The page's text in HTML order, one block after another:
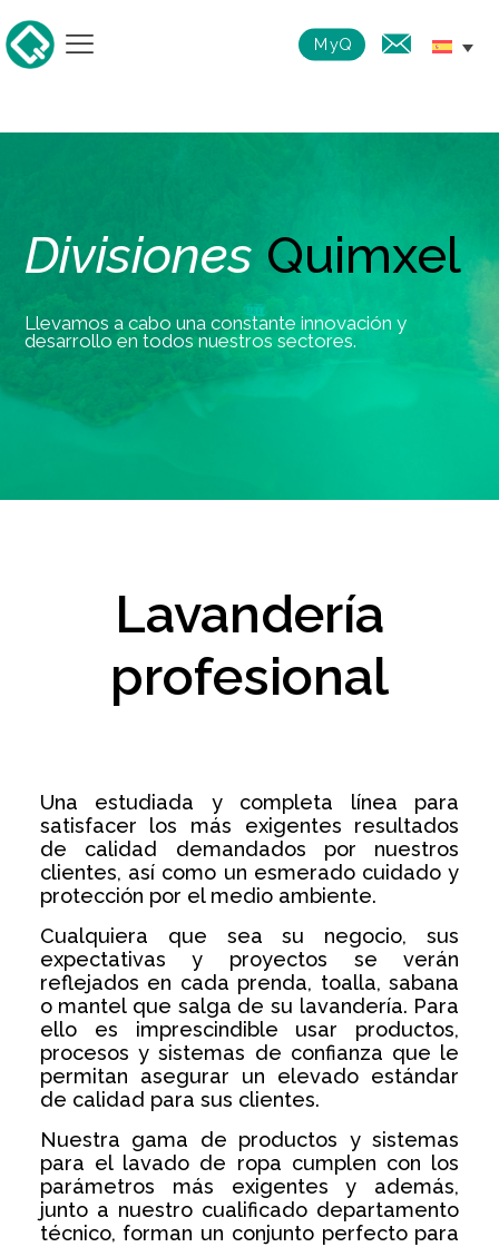
MyQ
Divisiones Quimxel
Llevamos a cabo una constante innovación y
desarrollo en todos nuestros sectores.
Lavandería
profesional
Una estudiada y completa línea para
satisfacer los más exigentes resultados
de calidad demandados por nuestros
clientes, así como un esmerado cuidado y
protección por el medio ambiente.
Cualquiera que sea su negocio, sus
expectativas y proyectos se verán
reflejados en cada prenda, toalla, sabana
o mantel que salga de su lavandería. Para
ello es imprescindible usar productos,
procesos y sistemas de confianza que le
permitan asegurar un elevado estándar
de calidad para sus clientes.
Nuestra gama de productos y sistemas
para el lavado de ropa cumplen con los
parámetros más exigentes y además,
junto a nuestro cualificado departamento
técnico, forman un conjunto perfecto para